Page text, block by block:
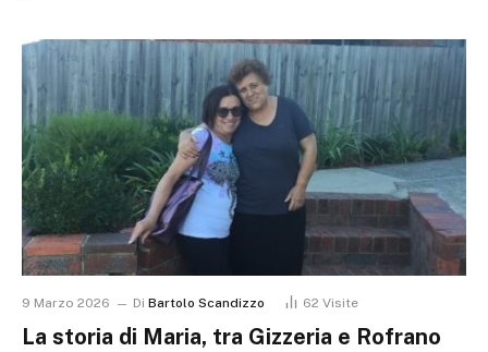
9 Marzo 2026 Di Bartolo Scandizzo 62 Visite
La storia di Maria, tra Gizzeria e Rofrano